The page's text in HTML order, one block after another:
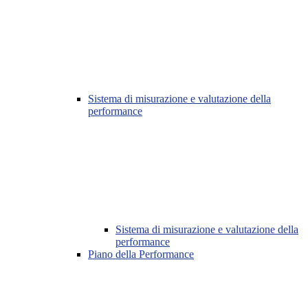
Sistema di misurazione e valutazione della
performance
Sistema di misurazione e valutazione della
performance
Piano della Performance